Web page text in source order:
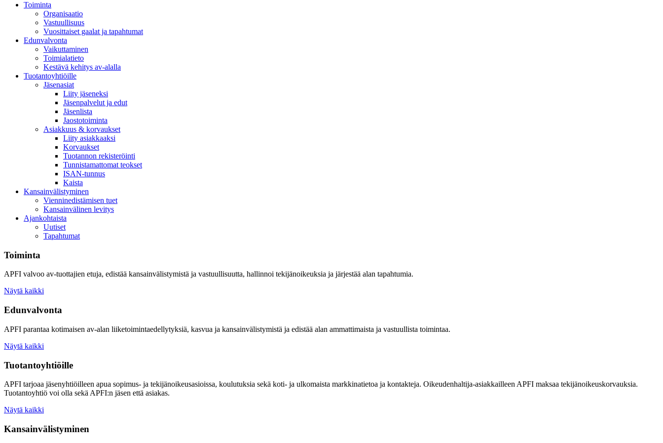
Toiminta
Organisaatio
Vastuullisuus
Vuosittaiset gaalat ja tapahtumat
Edunvalvonta
Vaikuttaminen
Toimialatieto
Kestävä kehitys av-alalla
Tuotantoyhtiöille
Jäsenasiat
Liity jäseneksi
Jäsenpalvelut ja edut
Jäsenlista
Jaostotoiminta
Asiakkuus & korvaukset
Liity asiakkaaksi
Korvaukset
Tuotannon rekisteröinti
Tunnistamattomat teokset
ISAN-tunnus
Kaista
Kansainvälistyminen
Vienninedistämisen tuet
Kansainvälinen levitys
Ajankohtaista
Uutiset
Tapahtumat
Toiminta
APFI valvoo av-tuottajien etuja, edistää kansainvälistymistä ja vastuullisuutta, hallinnoi tekijänoikeuksia ja järjestää alan tapahtumia.
Näytä kaikki
Edunvalvonta
APFI parantaa kotimaisen av-alan liiketoimintaedellytyksiä, kasvua ja kansainvälistymistä ja edistää alan ammattimaista ja vastuullista toimintaa.
Näytä kaikki
Tuotantoyhtiöille
APFI tarjoaa jäsenyhtiöilleen apua sopimus- ja tekijänoikeusasioissa, koulutuksia sekä koti- ja ulkomaista markkinatietoa ja kontakteja. Oikeudenhaltija-asiakkailleen APFI maksaa tekijänoikeuskorvauksia.
Tuotantoyhtiö voi olla sekä APFI:n jäsen että asiakas.
Näytä kaikki
Kansainvälistyminen